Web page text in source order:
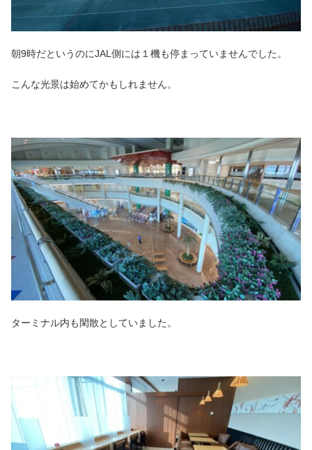
朝9時だというのにJAL側には１機も停まっていませんでした。
こんな光景は始めてかもしれません。
ターミナル内も閑散としていました。